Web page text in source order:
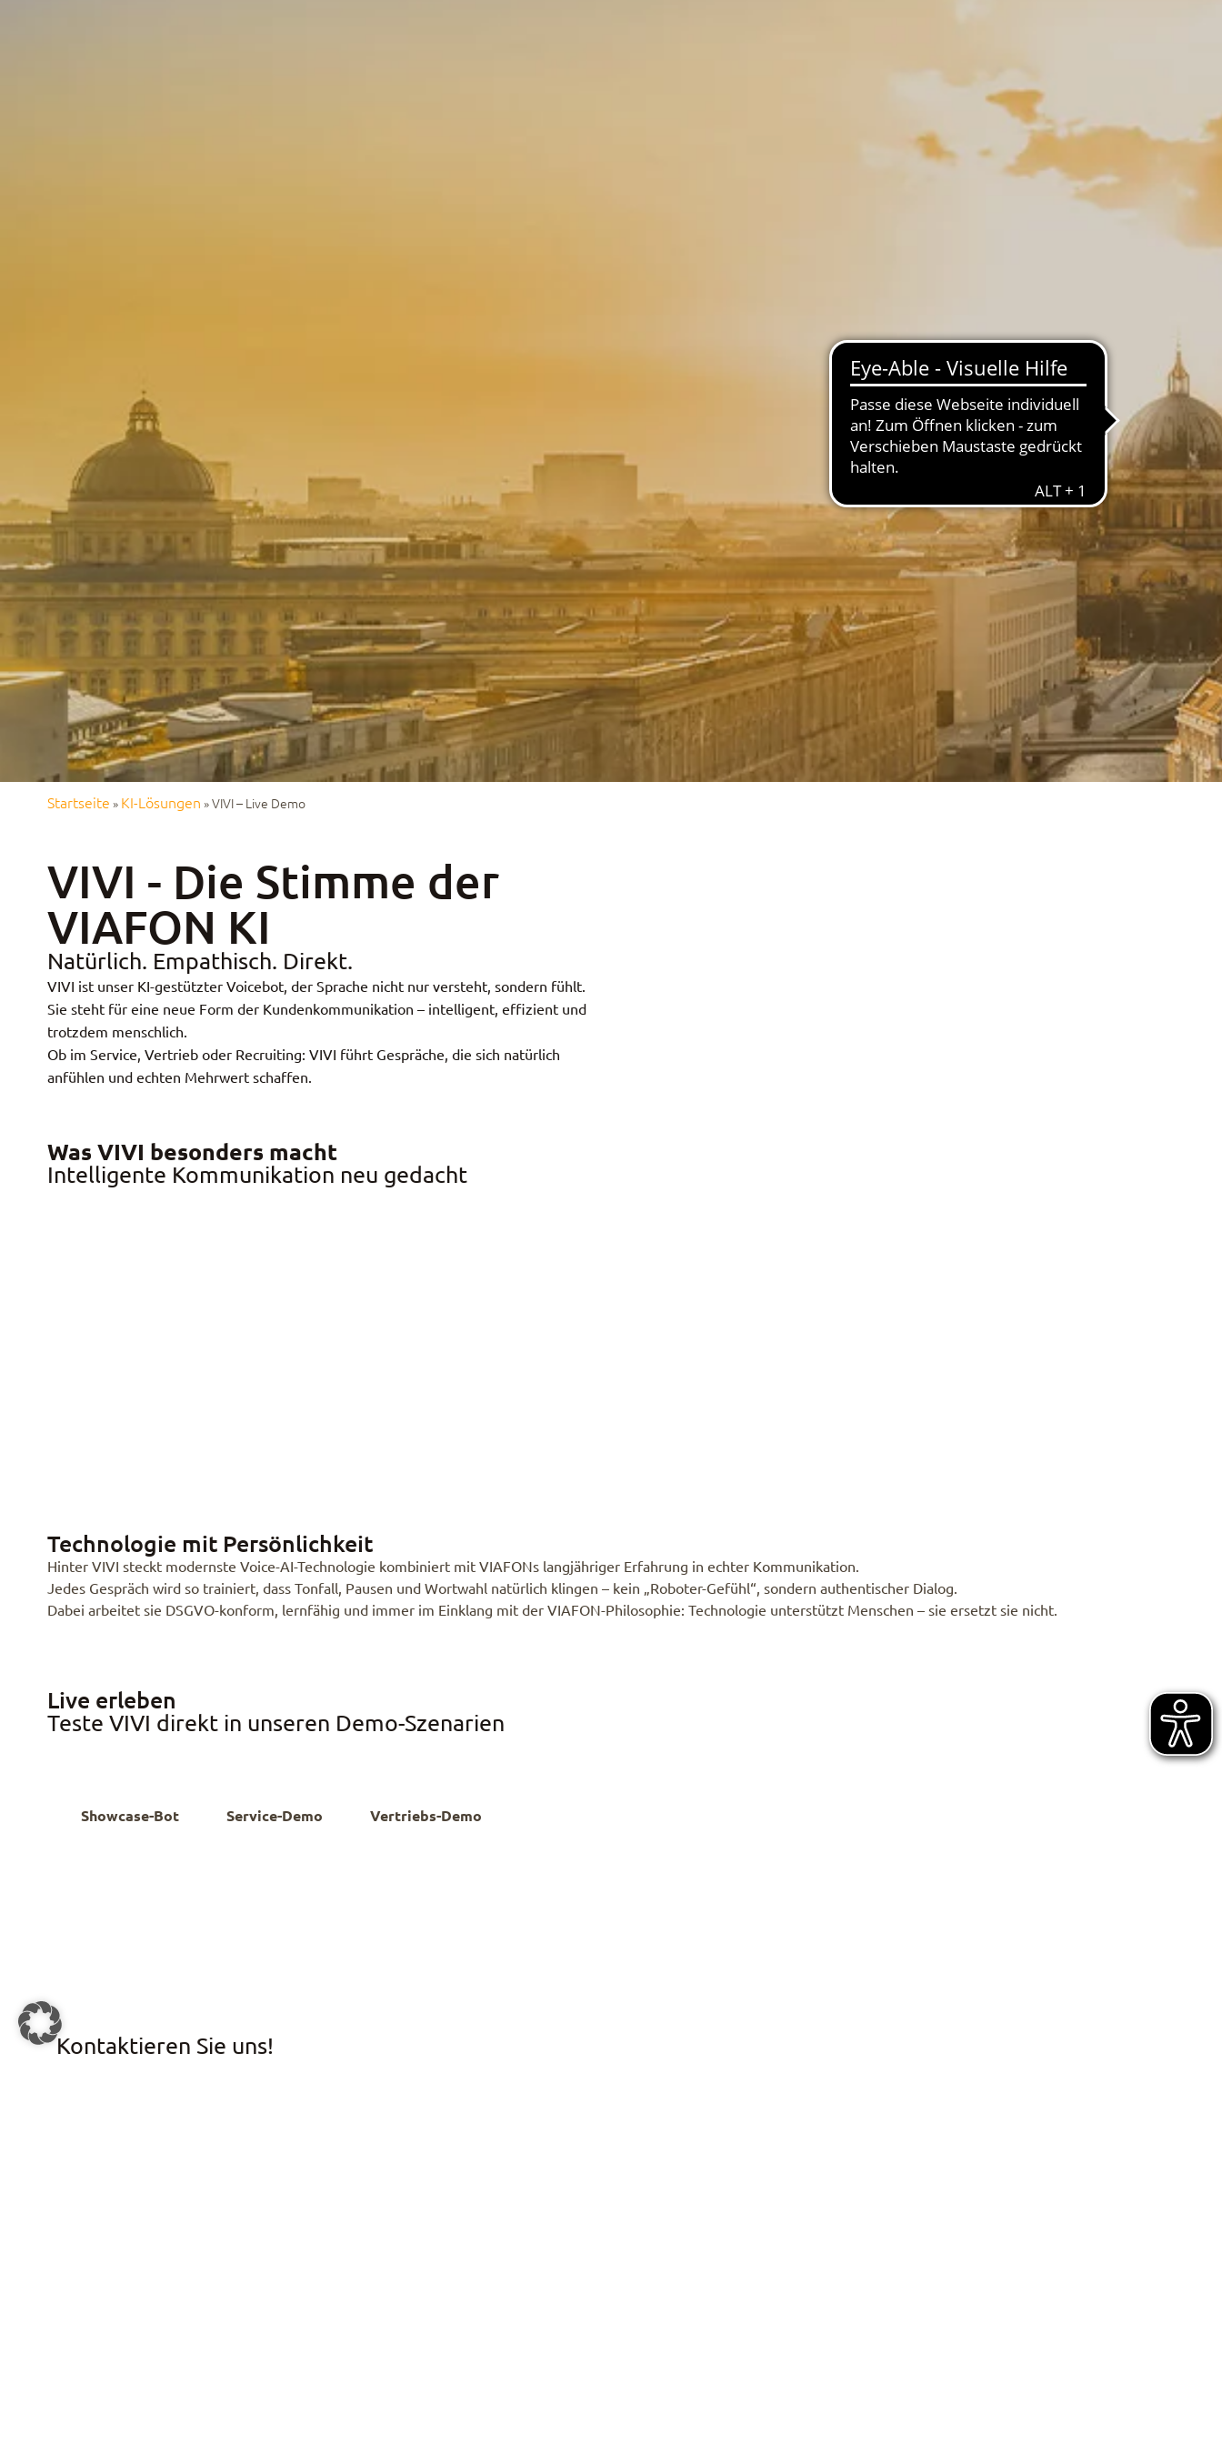
Startseite » KI-Lösungen »VIVI – Live Demo
VIVI - Die Stimme der
VIAFON KI
Natürlich. Empathisch. Direkt.
VIVI ist unser KI-gestützter Voicebot, der Sprache nicht nur versteht, sondern fühlt.
Sie steht für eine neue Form der Kundenkommunikation – intelligent, effizient und
trotzdem menschlich.
Ob im Service, Vertrieb oder Recruiting: VIVI führt Gespräche, die sich natürlich
anfühlen und echten Mehrwert schaffen.
Was VIVI besonders macht
Intelligente Kommunikation neu gedacht
Technologie mit Persönlichkeit
Hinter VIVI steckt modernste Voice-AI-Technologie kombiniert mit VIAFONs langjähriger Erfahrung in echter Kommunikation.
Jedes Gespräch wird so trainiert, dass Tonfall, Pausen und Wortwahl natürlich klingen – kein „Roboter-Gefühl“, sondern authentischer Dialog.
Dabei arbeitet sie DSGVO-konform, lernfähig und immer im Einklang mit der VIAFON-Philosophie: Technologie unterstützt Menschen – sie ersetzt sie nicht.
Live erleben
Teste VIVI direkt in unseren Demo-Szenarien
Showcase-Bot Service-Demo Vertriebs-Demo
Kontaktieren Sie uns!